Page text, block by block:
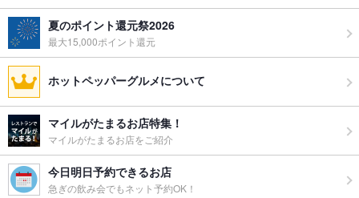
夏のポイント還元祭2026
最大15,000ポイント還元
ホットペッパーグルメについて
マイルがたまるお店特集！
マイルがたまるお店をご紹介
今日明日予約できるお店
急ぎの飲み会でもネット予約OK！